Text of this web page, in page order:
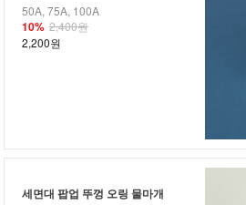
50A, 75A, 100A
10% 2,400원
2,200원
세면대 팝업 뚜껑 오링 물마개